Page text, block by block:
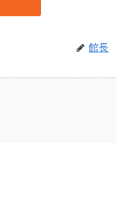
館長